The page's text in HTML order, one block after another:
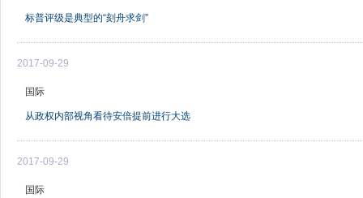
标普评级是典型的“刻舟求剑”
2017-09-29
国际
从政权内部视角看待安倍提前进行大选
2017-09-29
国际